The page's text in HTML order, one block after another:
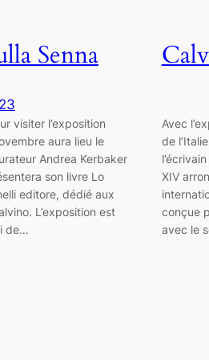
Senna
visiter l’exposition
aura lieu le
Andrea Kerbaker
son livre Lo
editore, dédié aux
L’exposition est
de…
Avec
de
XIV
conçue
avec le